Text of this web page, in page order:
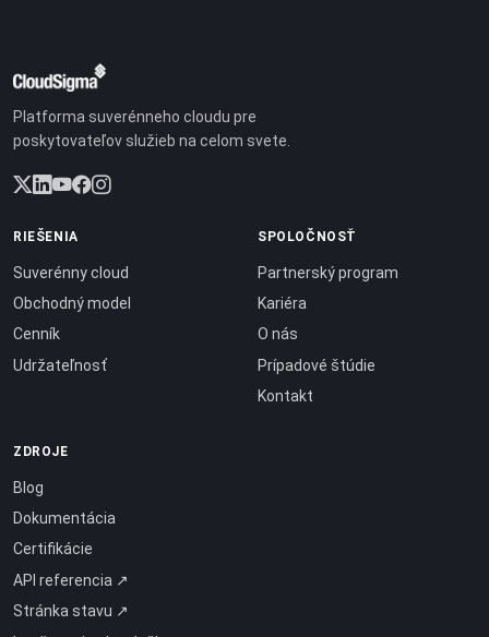
Platforma suverénneho cloudu pre
poskytovateľov služieb na celom svete.
RIEŠENIA
Suverénny cloud
Obchodný model
Cenník
Udržateľnosť
SPOLOČNOSŤ
Partnerský program
Kariéra
O nás
Prípadové štúdie
Kontakt
ZDROJE
Blog
Dokumentácia
Certifikácie
API referencia ↗
Stránka stavu ↗